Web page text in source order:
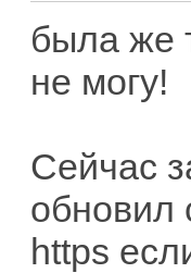
была же
не могу!
Сейчас
обновил
https